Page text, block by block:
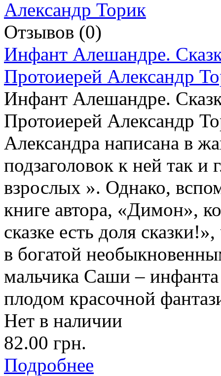
Отзывов (0)
Инфант Алешандре.
Протоиерей Александр
Инфант Алешандре.
Протоиерей Александр
Александра написана в
подзаголовок к ней так и
взрослых ». Однако,
книге автора, «Димон»,
сказке есть доля
в богатой
мальчика Саши –
плодом красочной
Нет в наличии
82.00 грн.
Подробнее